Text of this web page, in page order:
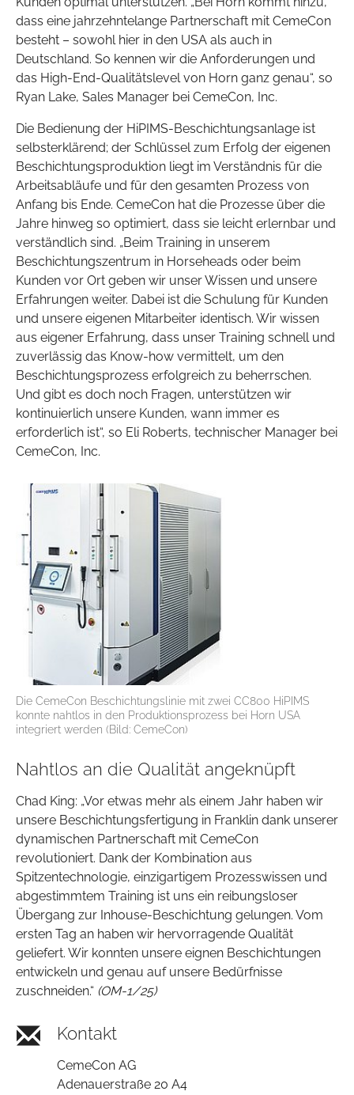
dass eine jahrzehntelange Partnerschaft mit CemeCon
besteht – sowohl hier in den USA als auch in
Deutschland. So kennen wir die Anforderungen und
das High-End-Qualitätslevel von Horn ganz genau“, so
Ryan Lake, Sales Manager bei CemeCon, Inc.
Die Bedienung der HiPIMS-Beschichtungsanlage ist
selbsterklärend; der Schlüssel zum Erfolg der eigenen
Beschichtungsproduktion liegt im Verständnis für die
Arbeitsabläufe und für den gesamten Prozess von
Anfang bis Ende. CemeCon hat die Prozesse über die
Jahre hinweg so optimiert, dass sie leicht erlernbar und
verständlich sind. „Beim Training in unserem
Beschichtungszentrum in Horseheads oder beim
Kunden vor Ort geben wir unser Wissen und unsere
Erfahrungen weiter. Dabei ist die Schulung für Kunden
und unsere eigenen Mitarbeiter identisch. Wir wissen
aus eigener Erfahrung, dass unser Training schnell und
zuverlässig das Know-how vermittelt, um den
Beschichtungsprozess erfolgreich zu beherrschen.
Und gibt es doch noch Fragen, unterstützen wir
kontinuierlich unsere Kunden, wann immer es
erforderlich ist“, so Eli Roberts, technischer Manager bei
CemeCon, Inc.
Die CemeCon Beschichtungslinie mit zwei CC800 HiPIMS
konnte nahtlos in den Produktionsprozess bei Horn USA
integriert werden (Bild: CemeCon)
Nahtlos an die Qualität angeknüpft
Chad King: „Vor etwas mehr als einem Jahr haben wir
unsere Beschichtungsfertigung in Franklin dank unserer
dynamischen Partnerschaft mit CemeCon
revolutioniert. Dank der Kombination aus
Spitzentechnologie, einzigartigem Prozesswissen und
abgestimmtem Training ist uns ein reibungsloser
Übergang zur Inhouse-Beschichtung gelungen. Vom
ersten Tag an haben wir hervorragende Qualität
geliefert. Wir konnten unsere eignen Beschichtungen
entwickeln und genau auf unsere Bedürfnisse
zuschneiden.“ (OM-1/25)
Kontakt
CemeCon AG
Adenauerstraße 20 A4